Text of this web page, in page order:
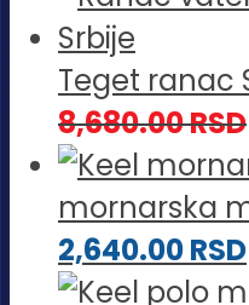
Teget ranac
8,680.00RSD
mornarska
2,640.00RSD